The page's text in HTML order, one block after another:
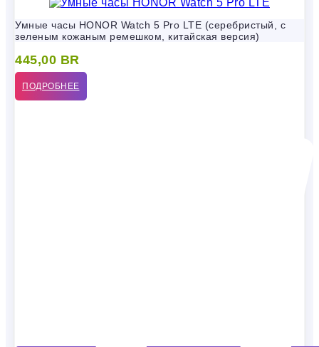
Умные часы HONOR Watch 5 Pro LTE (серебристый, с
зеленым кожаным ремешком, китайская версия)
445,00 BR
ПОДРОБНЕЕ